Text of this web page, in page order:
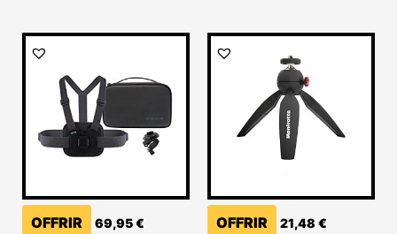
OFFRIR 69,95€ OFFRIR 21,48 €